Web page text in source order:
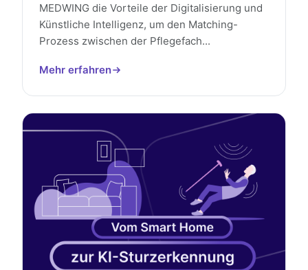
MEDWING die Vorteile der Digitalisierung und
Künstliche Intelligenz, um den Matching-
Prozess zwischen der Pflegefach...
Mehr erfahren